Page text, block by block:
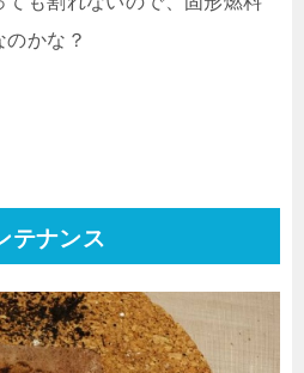
かな？
テナンス